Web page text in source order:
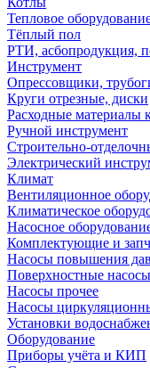
Тепловое
Тёплый пол
РТИ, асбопродукция,
Инструмент
Опрессовщики,
Круги отрезные, диски
Расходные материалы
Ручной инструмент
Строительно-
Электрический
Климат
Вентиляционное
Климатическое
Насосное
Комплектующие и
Насосы повышения
Поверхностные насосы
Насосы прочее
Насосы
Установки
Оборудование
Приборы учёта и КИП